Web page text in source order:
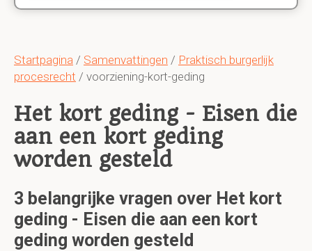
Startpagina / Samenvattingen / Praktisch burgerlijk
procesrecht / voorziening-kort-geding
Het kort geding - Eisen die
aan een kort geding
worden gesteld
3 belangrijke vragen over Het kort
geding - Eisen die aan een kort
geding worden gesteld